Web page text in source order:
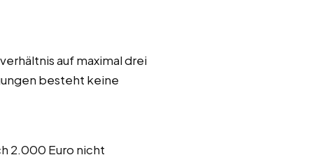
auf maximal drei
besteht keine
2.000 Euro nicht